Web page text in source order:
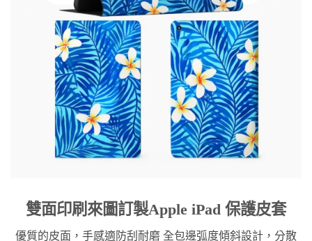
雙面印刷來圖訂製Apple iPad 保護皮套
優質的皮面，手感適防刮耐磨 全包邊弧度傾斜設計，分散